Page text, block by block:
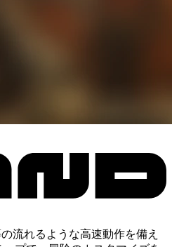
流れるような高速動作を備え